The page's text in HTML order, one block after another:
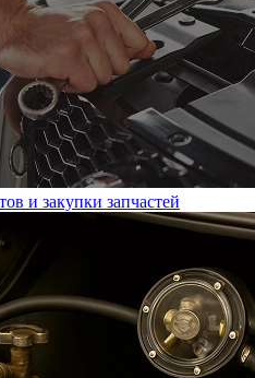
и закупки запчастей